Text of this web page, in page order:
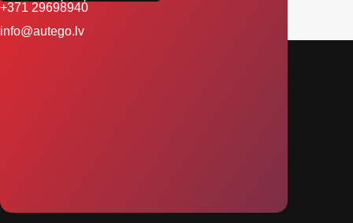
+371 29698940
info@autego.lv